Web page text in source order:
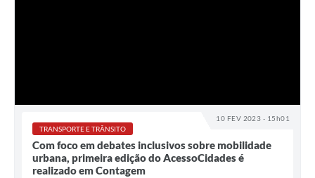
10 FEV 2023 - 15h01
TRANSPORTE E TRÂNSITO
Com foco em debates inclusivos sobre mobilidade
urbana, primeira edição do AcessoCidades é
realizado em Contagem